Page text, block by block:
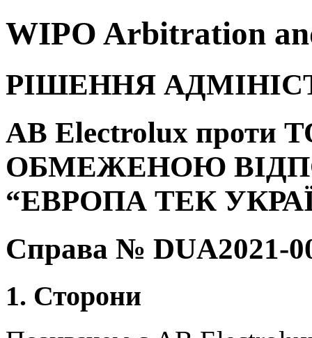
WIPO Arbitration
РІШЕННЯ
AB Electrolux проти
ОБМЕЖЕНОЮ
“ЕВРОПА ТЕК
Справа № DUA2021-
1. Сторони